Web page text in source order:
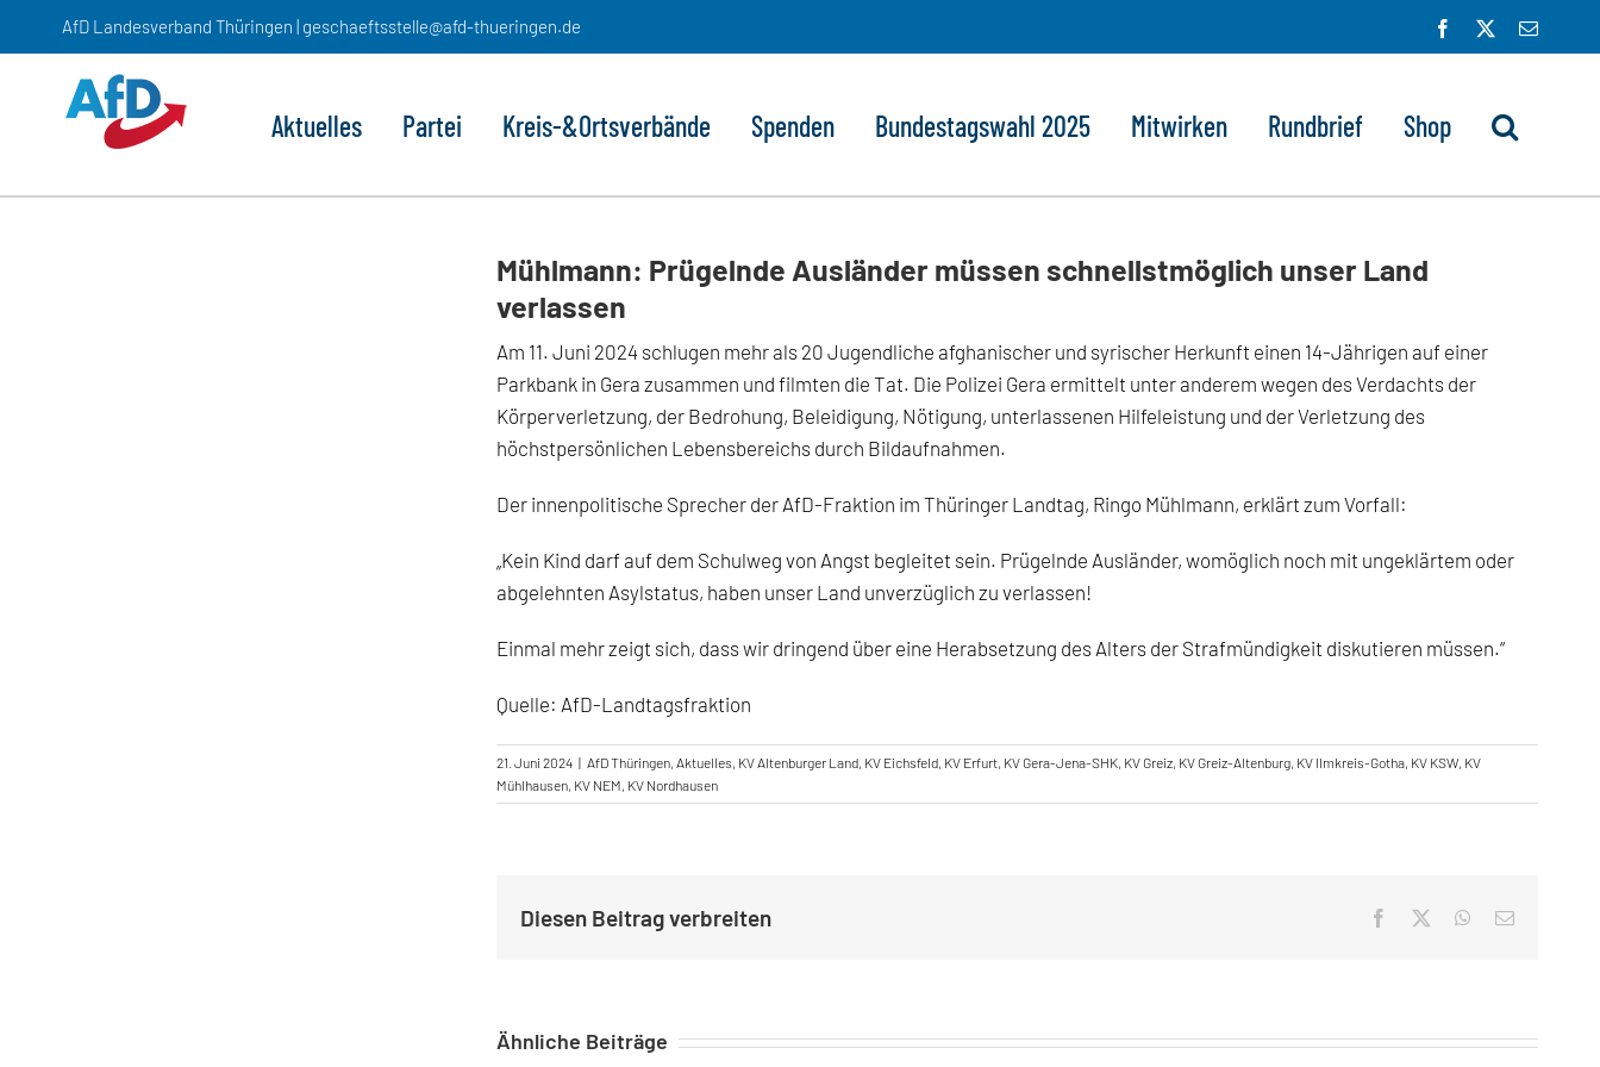
AfD Landesverband Thüringen | geschaeftsstelle@afd-thueringen.de Facebook
E-
Aktuelles Partei Kreis-&Ortsverbände Spenden Bundestagswahl 2025 Mitwirken Rundbrief Shop
Mühlmann: Prügelnde Ausländer müssen schnellstmöglich unser Land
verlassen
Am 11. Juni 2024 schlugen mehr als 20 Jugendliche afghanischer und syrischer Herkunft einen 14-Jährigen auf einer
Parkbank in Gera zusammen und filmten die Tat. Die Polizei Gera ermittelt unter anderem wegen des Verdachts der
Körperverletzung, der Bedrohung, Beleidigung, Nötigung, unterlassenen Hilfeleistung und der Verletzung des
höchstpersönlichen Lebensbereichs durch Bildaufnahmen.
Der innenpolitische Sprecher der AfD-Fraktion im Thüringer Landtag, Ringo Mühlmann, erklärt zum Vorfall:
„Kein Kind darf auf dem Schulweg von Angst begleitet sein. Prügelnde Ausländer, womöglich noch mit ungeklärtem oder
abgelehnten Asylstatus, haben unser Land unverzüglich zu verlassen!
Einmal mehr zeigt sich, dass wir dringend über eine Herabsetzung des Alters der Strafmündigkeit diskutieren müssen.“
Quelle: AfD-Landtagsfraktion
21. Juni 2024 | AfD Thüringen, Aktuelles, KV Altenburger Land, KV Eichsfeld, KV Erfurt, KV Gera-Jena-SHK, KV Greiz, KV Greiz-Altenburg, KV Ilmkreis-Gotha, KV KSW, KV
Mühlhausen, KV NEM, KV Nordhausen
Diesen Beitrag verbreiten Facebook WhatsApp
E-
Ähnliche Beiträge